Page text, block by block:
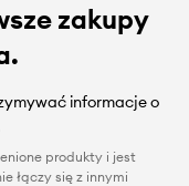
zakupy
informacje o
produkty i jest
łączy się z innymi